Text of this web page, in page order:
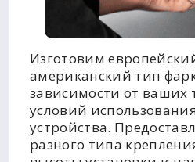
Изготовим
американский тип
зависимости от ваших
условий
устройства.
разного типа